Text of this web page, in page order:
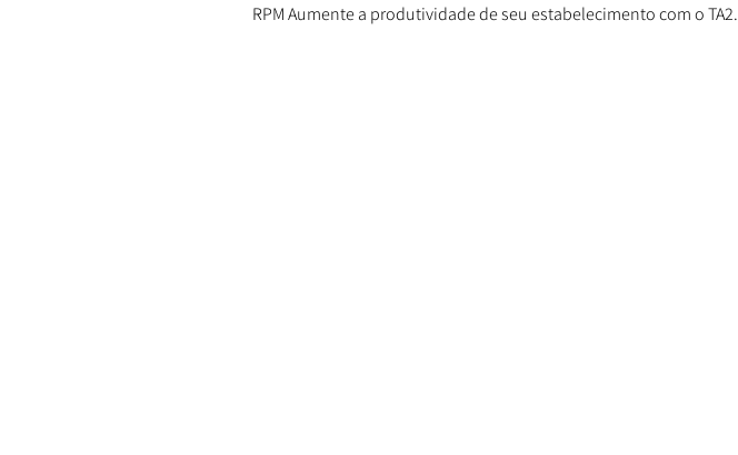
RPM Aumente a produtividade de seu estabelecimento com o TA2.